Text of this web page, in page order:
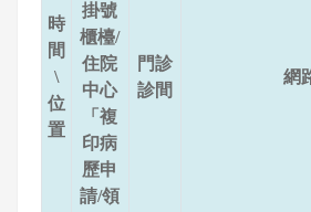
時
間
\
位
置
掛號
櫃檯/
住院
中心
「複
印病
歷申
請/領
門診
診間
網